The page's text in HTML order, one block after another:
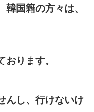
国籍の方々は、
ります。
んし、行けないけ